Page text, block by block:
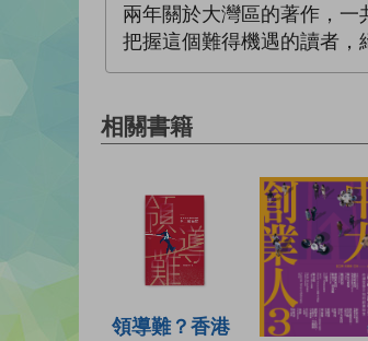
兩年關於大灣區的著作，
把握這個難得機遇的讀者，
相關書籍
領導難？香港